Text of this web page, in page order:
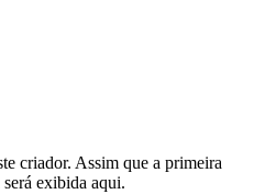
criador. Assim que a primeira
exibida aqui.